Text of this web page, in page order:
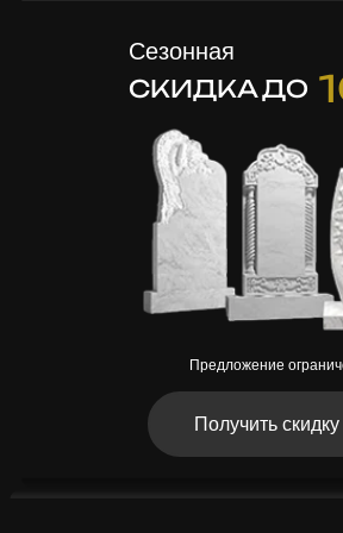
СКИДКА ДО
Предложение
Сезонная
Получить скидку